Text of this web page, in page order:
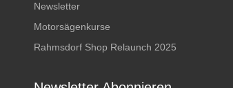
Newsletter
Motorsägenkurse
Rahmsdorf Shop Relaunch 2025